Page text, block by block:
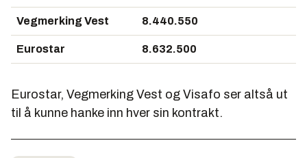
Vegmerking Vest 8.440.550
Eurostar 8.632.500
Eurostar, Vegmerking Vest og Visafo ser altså ut
til å kunne hanke inn hver sin kontrakt.